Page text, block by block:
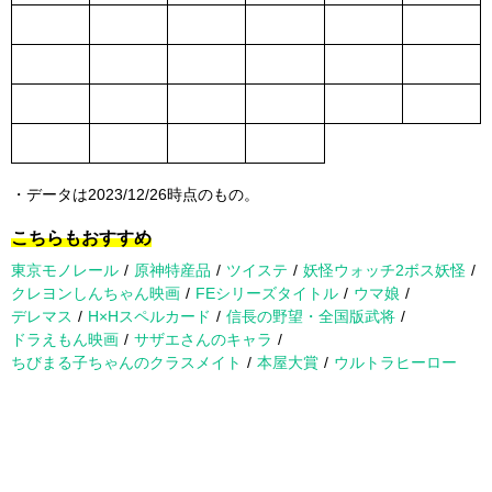
・データは2023/12/26時点のもの。
こちらもおすすめ
東京モノレール 原神特産品 ツイステ
妖怪ウォッチ2ボス妖怪
クレヨンしんちゃん映画
FEシリーズタイトル
ウマ娘
デレマス
H×Hスペルカード
信長の野望・全国版武将
ドラえもん映画
サザエさんのキャラ
ちびまる子ちゃんのクラスメイト
本屋大賞 ウルトラヒーロー